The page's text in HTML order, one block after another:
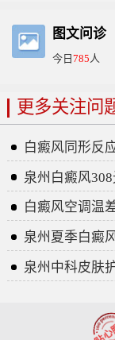
图文问诊
今日785人
更多关注问
白癜风同形反
泉州白癜风
白癜风空调温
泉州夏季白癜
泉州中科皮肤